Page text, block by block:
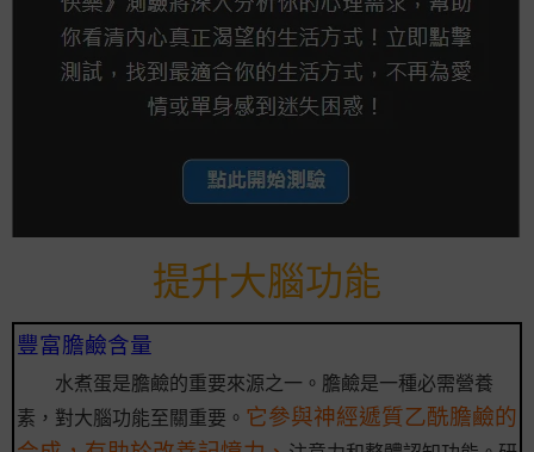
提升大腦功能
豐富膽鹼含量
水煮蛋是膽鹼的重要來源之一。膽鹼是一種必需營養
素，對大腦功能至關重要。 它參與神經遞質乙酰膽鹼的